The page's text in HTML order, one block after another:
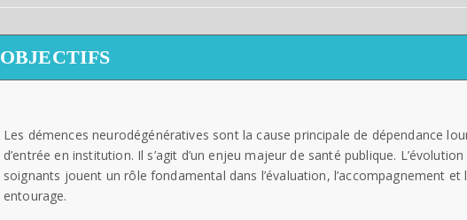
OBJECTIFS
Les démences neurodégénératives sont la cause principale de dépendance
d’entrée en institution. Il s’agit d’un enjeu majeur de santé publique.
soignants jouent un rôle fondamental dans l’évaluation, l’accompagnement
entourage.